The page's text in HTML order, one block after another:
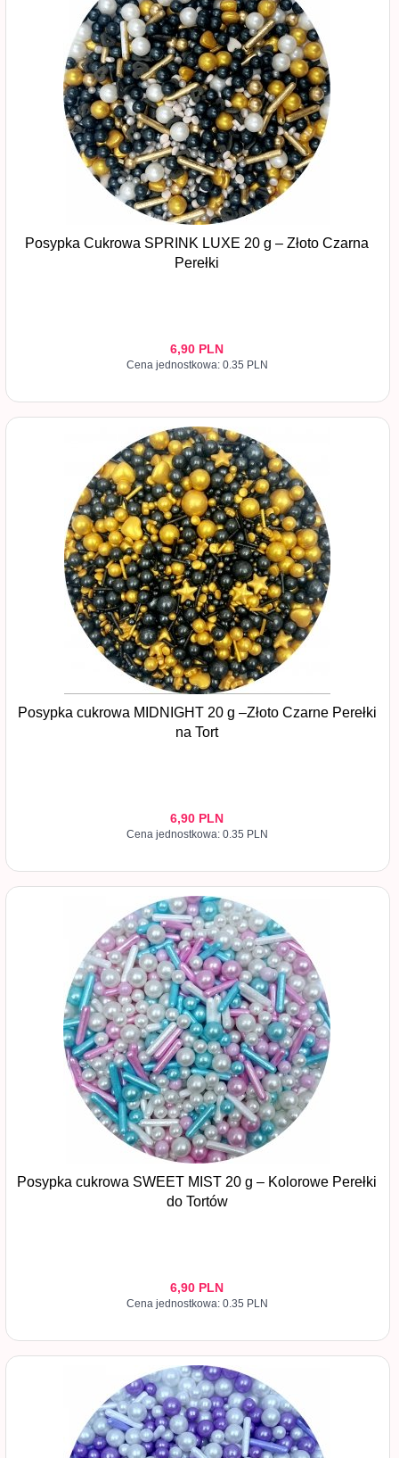
Posypka Cukrowa SPRINK LUXE 20 g – Złoto Czarna
Perełki
6,90 PLN
Cena jednostkowa: 0.35 PLN
Posypka cukrowa MIDNIGHT 20 g –Złoto Czarne Perełki
na Tort
6,90 PLN
Cena jednostkowa: 0.35 PLN
Posypka cukrowa SWEET MIST 20 g – Kolorowe Perełki
do Tortów
6,90 PLN
Cena jednostkowa: 0.35 PLN